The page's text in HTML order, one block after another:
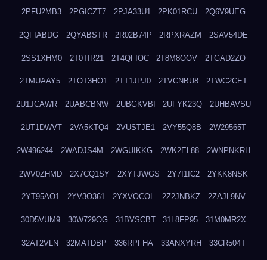
2PFU2MB3 2PGICZT7 2PJA33U1 2PK01RCU 2Q6V9UEG
2QFIABDG 2QYABSTR 2R02B74P 2RPXRAZM 2SAV54DE
2SS1XHM0 2T0TIR21 2T4QFIOC 2T8M8OOV 2TGAD2ZO
2TMUAAY5 2TOT3HO1 2TT1JPJ0 2TVCNBU8 2TWC2CET
2U1JCAWR 2UABCBNW 2UBGKVBI 2UFYK23Q 2UHBAVSU
2UT1DWVT 2VA5KTQ4 2VUSTJE1 2VY55Q8B 2W29565T
2W496244 2WADJS4M 2WGUIKKG 2WK2EL88 2WNPNKRH
2WV0ZHMD 2X7CQ1SY 2XYTJWGS 2Y7I1IC2 2YKK8NSK
2YT95AO1 2YV3O361 2YXVOCOL 2Z2JNBKZ 2ZAJL9NV
30D5VUM9 30W729OG 31BVSCBT 31L8FP95 31M0MR2X
32AT2VLN 32MATDBP 336RPFHA 33ANXYRH 33CR504T